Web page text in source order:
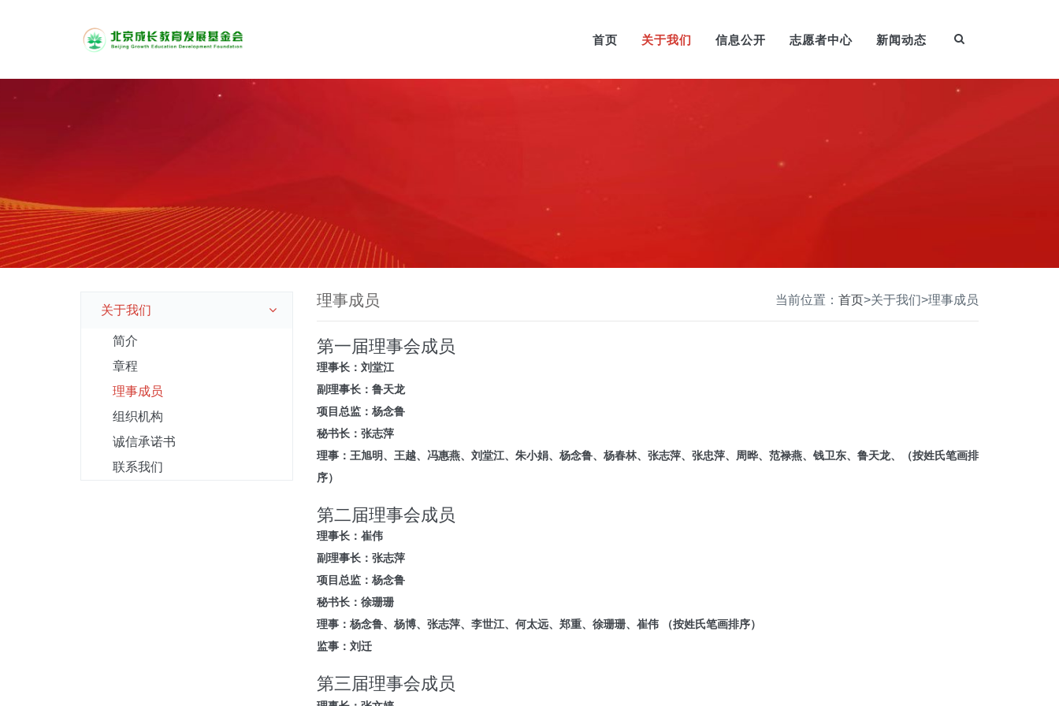
首页 关于我们 信息公开 志愿者中心 新闻动态
关于我们
简介
章程
理事成员
组织机构
诚信承诺书
联系我们
理事成员 当前位置： 首页>关于我们>理事成员
第一届理事会成员
理事长：刘堂江
副理事长：鲁天龙
项目总监：杨念鲁
秘书长：张志萍
理事：王旭明、王越、冯惠燕、刘堂江、朱小娟、杨念鲁、杨春林、张志萍、张忠萍、周晔、范禄燕、钱卫东、鲁天龙、（按姓氏笔画排
序）
第二届理事会成员
理事长： 崔伟
副理事长： 张志萍
项目总监：杨念鲁
秘书长： 徐珊珊
理事： 杨念鲁、 杨博、 张志萍、 李世江、 何太远、 郑重、 徐珊珊、 崔伟
（按姓氏笔画排序）
监事： 刘迁
第三届理事会成员